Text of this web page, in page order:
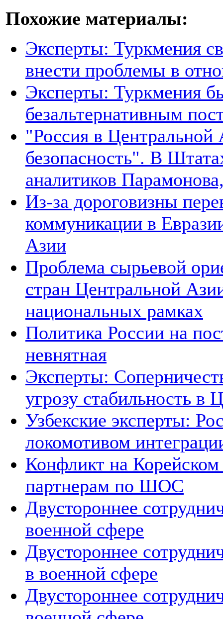
Похожие материалы:
Эксперты: Туркмения
внести проблемы в
Эксперты: Туркмения
безальтернативным
"Россия в Центральной
безопасность". В
аналитиков
Из-за дороговизны
коммуникации в
Азии
Проблема сырьевой
стран Центральной
национальных рамках
Политика России на
невнятная
Эксперты:
угрозу стабильность в
Узбекские эксперты:
локомотивом
Конфликт на
партнерам по ШОС
Двустороннее
военной сфере
Двустороннее
в военной сфере
Двустороннее